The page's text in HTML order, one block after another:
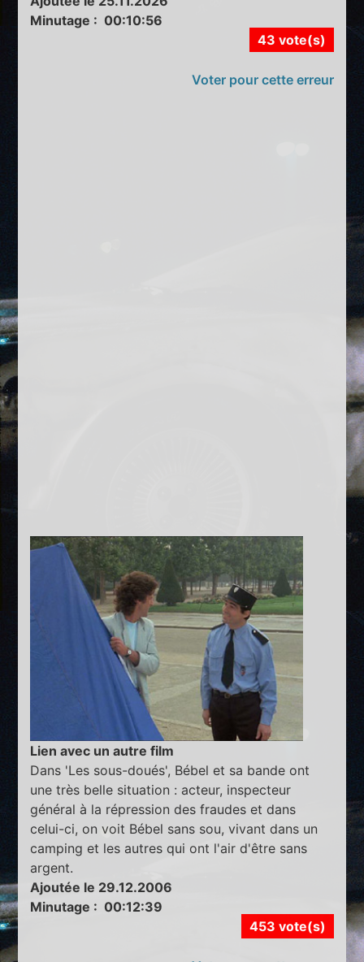
Minutage : 00:10:56
43 vote(s)
Voter pour cette erreur
Lien avec un autre film
Dans 'Les sous-doués', Bébel et sa bande ont
une très belle situation : acteur, inspecteur
général à la répression des fraudes et dans
celui-ci, on voit Bébel sans sou, vivant dans un
camping et les autres qui ont l'air d'être sans
argent.
Ajoutée le 29.12.2006
Minutage : 00:12:39
453 vote(s)